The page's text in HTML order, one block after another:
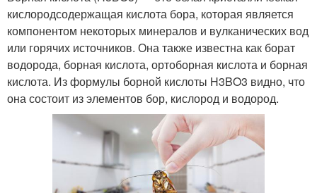
кислородсодержащая кислота бора, которая является
компонентом некоторых минералов и вулканических вод
или горячих источников. Она также известна как борат
водорода, борная кислота, ортоборная кислота и борная
кислота. Из формулы борной кислоты H3BO3 видно, что
она состоит из элементов бор, кислород и водород.